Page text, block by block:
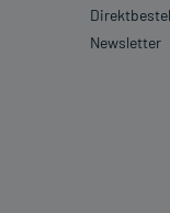
Newsletter